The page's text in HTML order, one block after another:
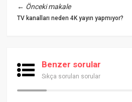
← Önceki makale
TV kanalları neden 4K yayın yapmıyor?
Benzer sorular
Sıkça sorulan sorular